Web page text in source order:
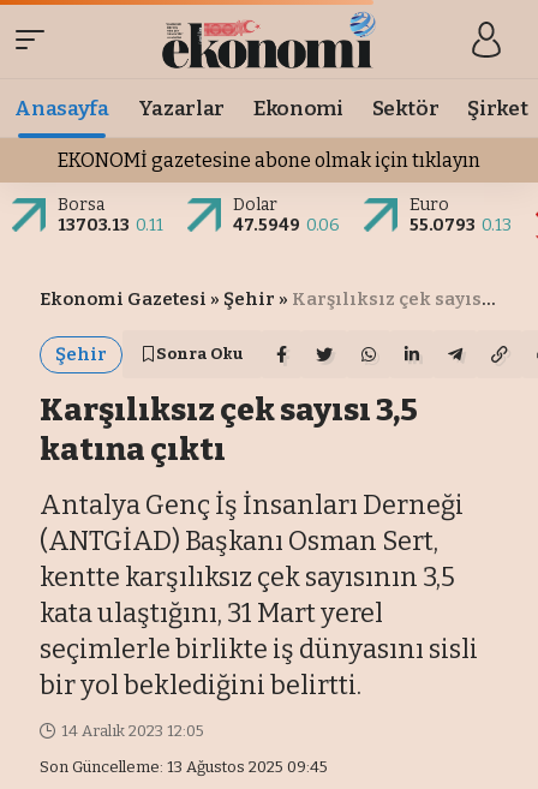
Anasayfa Yazarlar Ekonomi Sektör Şirket
EKONOMİ gazetesine abone olmak için tıklayın
Borsa
13703.13 0.11
Dolar
47.5949 0.06
Euro
55.0793 0.13
Ekonomi Gazetesi » Şehir » Karşılıksız çek sayısı 3,5 katına çıktı
Şehir Sonra Oku
Karşılıksız çek sayısı 3,5
katına çıktı
Antalya Genç İş İnsanları Derneği
(ANTGİAD) Başkanı Osman Sert,
kentte karşılıksız çek sayısının 3,5
kata ulaştığını, 31 Mart yerel
seçimlerle birlikte iş dünyasını sisli
bir yol beklediğini belirtti.
Son Güncelleme: 13 Ağustos 2025 09:45
14 Aralık 2023 12:05